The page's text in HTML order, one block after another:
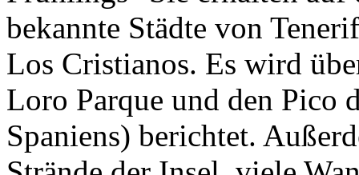
bekannte Städte von
Los Cristianos. Es wird
Loro Parque und den Pico
Spaniens) berichtet.